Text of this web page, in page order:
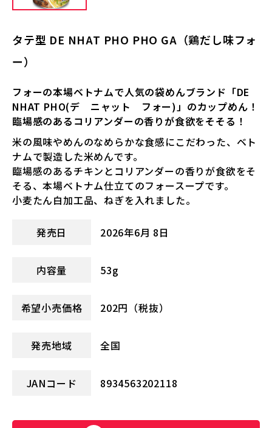
タテ型 DE NHAT PHO PHO GA（鶏だし味フォ
ー）
フォーの本場ベトナムで人気の袋めんブランド「DE
NHAT PHO(デ ニャット フォー)」のカップめん！
臨場感のあるコリアンダーの香りが食欲をそそる！
米の風味やめんのなめらかな食感にこだわった、ベト
ナムで製造した米めんです。
臨場感のあるチキンとコリアンダーの香りが食欲をそ
そる、本場ベトナム仕立てのフォースープです。
小麦たん白加工品、ねぎを入れました。
発売日 2026年6月 8日
内容量 53g
希望小売価格 202円（税抜）
発売地域 全国
JANコード 8934563202118